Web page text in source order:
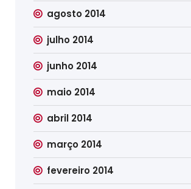
agosto 2014
julho 2014
junho 2014
maio 2014
abril 2014
março 2014
fevereiro 2014